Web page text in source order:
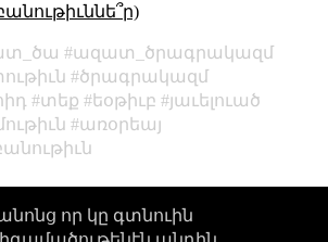
ազատ_ծրագրակազմ
ծրագրակազմ
տեք եօթիւբ
յաւելուած
առօրեայ
անոնց որ կը գտնուին